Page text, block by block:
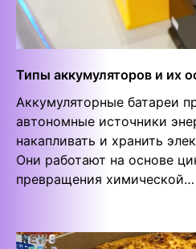
Типы аккумуляторов и их
Аккумуляторные батареи
автономные источники
накапливать и хранить
Они работают на основе
превращения химической…